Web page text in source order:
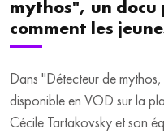
mythos", un docu
comment les
Dans "Détecteur de
disponible en VOD sur la
Cécile Tartakovsky et son